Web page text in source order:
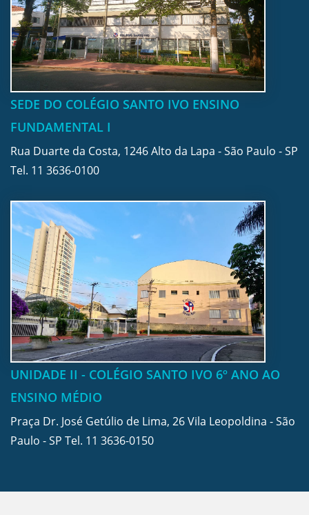
SEDE DO COLÉGIO SANTO IVO ENSINO
FUNDAMENTAL I
Rua Duarte da Costa, 1246 Alto da Lapa - São Paulo - SP
Tel. 11 3636-0100
UNIDADE II - COLÉGIO SANTO IVO 6º ANO AO
ENSINO MÉDIO
Praça Dr. José Getúlio de Lima, 26 Vila Leopoldina - São
Paulo - SP Tel. 11 3636-0150